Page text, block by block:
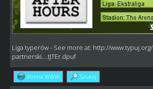
Liga typerów- See more at: http://
partnerski....tJTEr.dpuf
Strona WWW Szukaj